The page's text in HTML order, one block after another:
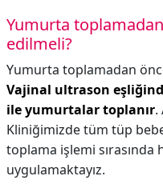
Yumurta
edilmeli?
Yumurta toplamadan
Vajinal ultrason
ile yumurtalar toplanır.
Kliniğimizde tüm tüp
toplama işlemi sırasında
uygulamaktayız.